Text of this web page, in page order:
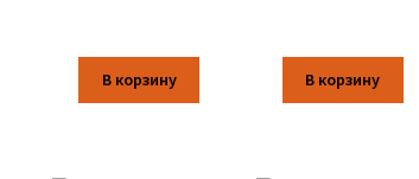
В корзину В корзину